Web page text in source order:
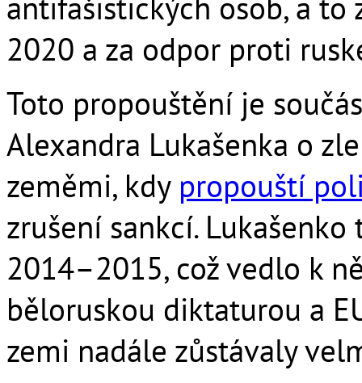
2020 a za odpor proti
Toto propouštění je
Alexandra Lukašenka o
zeměmi, kdy propouští
zrušení sankcí.
2014–2015, což vedlo k
běloruskou diktaturou a
zemi nadále zůstávaly